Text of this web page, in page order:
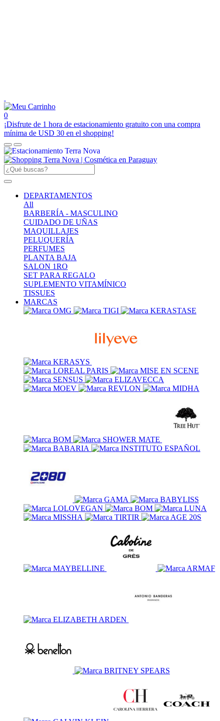
0
¡Disfrute de 1 hora de estacionamiento gratuito con una compra
mínima de USD 30 en el shopping!
DEPARTAMENTOS
All
BARBERÍA - MASCULINO
CUIDADO DE UÑAS
MAQUILLAJES
PELUQUERÍA
PERFUMES
PLANTA BAJA
SALON 1RO
SET PARA REGALO
SUPLEMENTO VITAMÍNICO
TISSUES
MARCAS